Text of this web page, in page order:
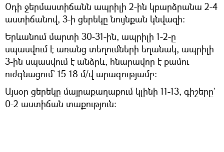
Օդի ջերմաստիճանն ապրիլի 2-ին կբարձրանա 2-4
աստիճանով, 3-ի ցերեկը նույնքան կնվազի:
Երևանում մարտի 30-31-ին, ապրիլի 1-2-ը
սպասվում է առանց տեղումների եղանակ, ապրիլի
3-ին սպասվում է անձրև, հնարավոր է քամու
ուժգնացում՝ 15-18 մ/վ արագությամբ:
Այսօր ցերեկը մայրաքաղաքում կլինի 11-13, գիշերը`
0-2 աստիճան տաքություն։